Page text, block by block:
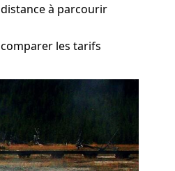
à parcourir
les tarifs